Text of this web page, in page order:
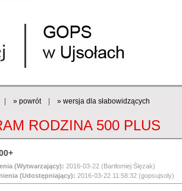
» powrót » wersja dla słabowidzących
RODZINA 500 PLUS
(Wytwarzający): 2016-03-22 (Bartłomiej Ślęzak)
(Udostępniający): 2016-03-22 11:58:32 (gopsujsoly)